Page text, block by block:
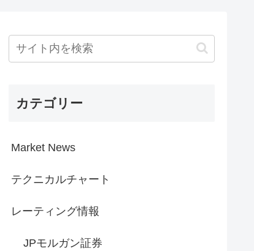
カテゴリー
Market News
テクニカルチャート
レーティング情報
JPモルガン証券